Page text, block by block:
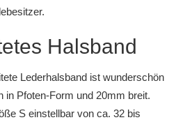
Halsband
Lederhalsband ist wunderschön
in Pfoten-Form und 20mm breit.
S einstellbar von ca. 32 bis